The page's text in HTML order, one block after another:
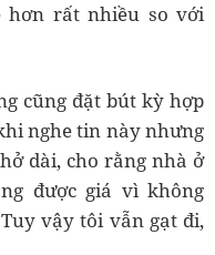
hơn rất nhiều so với
cũng đặt bút kỳ hợp
nghe tin này nhưng
dài, cho rằng nhà ở
được giá vì không
vậy tôi vẫn gạt đi,